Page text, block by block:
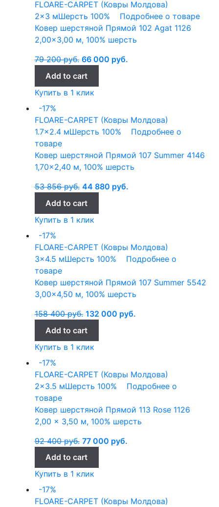
FLOARE-CARPET (Ковры Молдова)
2x3 мШерсть 100%
Подробнее о товаре
Ковер шерстяной Прямой 102 Agat 1126
2,00×3,00 м, 100% шерсть
79 200руб. 66 000 руб.
Add to cart
Купить в 1 клик
-17%
FLOARE-CARPET (Ковры Молдова)
1.7x2.4 мШерсть 100%
Подробнее о
товаре
Ковер шерстяной Прямой 107 Summer 4146
1,70×2,40 м, 100% шерсть
53 856руб. 44 880 руб.
Add to cart
Купить в 1 клик
-17%
FLOARE-CARPET (Ковры Молдова)
3x4.5 мШерсть 100%
Подробнее о
товаре
Ковер шерстяной Прямой 107 Summer 5542
3,00×4,50 м, 100% шерсть
158 400руб. 132 000 руб.
Add to cart
Купить в 1 клик
-17%
FLOARE-CARPET (Ковры Молдова)
2x3.5 мШерсть 100%
Подробнее о
товаре
Ковер шерстяной Прямой 113 Rose 1126
2,00 x 3,50 м, 100% шерсть
92 400руб. 77 000 руб.
Add to cart
Купить в 1 клик
-17%
FLOARE-CARPET (Ковры Молдова)